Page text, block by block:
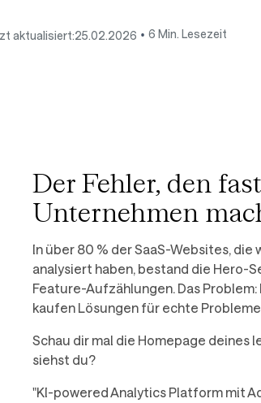
aktualisiert:25.02.2026 • 6 Min. Lesezeit
Der Fehler, den
Unternehmen
In über 80 % der SaaS-Websites,
analysiert haben, bestand die Hero-
Feature-Aufzählungen. Das
kaufen Lösungen für echte
Schau dir mal die Homepage deines
siehst du?
"KI-powered Analytics Platform mit